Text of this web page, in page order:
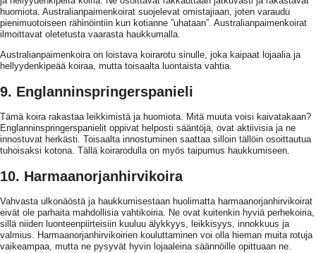
huomiota. Australianpaimenkoirat suojelevat omistajiaan, joten varaudu
pienimuotoiseen rähinöintiin kun kotianne ”uhataan”. Australianpaimenkoirat
ilmoittavat oletetusta vaarasta haukkumalla.
Australianpaimenkoira on loistava koirarotu sinulle, joka kaipaat lojaalia ja
hellyydenkipeää koiraa, mutta toisaalta luontaista vahtia.
9. Englanninspringerspanieli
Tämä koira rakastaa leikkimistä ja huomiota. Mitä muuta voisi kaivatakaan?
Englanninspringerspanielit oppivat helposti sääntöjä, ovat aktiivisia ja ne
innostuvat herkästi. Toisaalta innostuminen saattaa silloin tällöin osoittautua
tuhoisaksi kotona. Tällä koirarodulla on myös taipumus haukkumiseen.
10. Harmaanorjanhirvikoira
Vahvasta ulkonäöstä ja haukkumisestaan huolimatta harmaanorjanhirvikoirat
eivät ole parhaita mahdollisia vahtikoiria. Ne ovat kuitenkin hyviä perhekoiria,
sillä niiden luonteenpiirteisiin kuuluu älykkyys, leikkisyys, innokkuus ja
valmius. Harmaanorjanhirvikoirien kouluttaminen voi olla hieman muita rotuja
vaikeampaa, mutta ne pysyvät hyvin lojaaleina säännöille opittuaan ne.